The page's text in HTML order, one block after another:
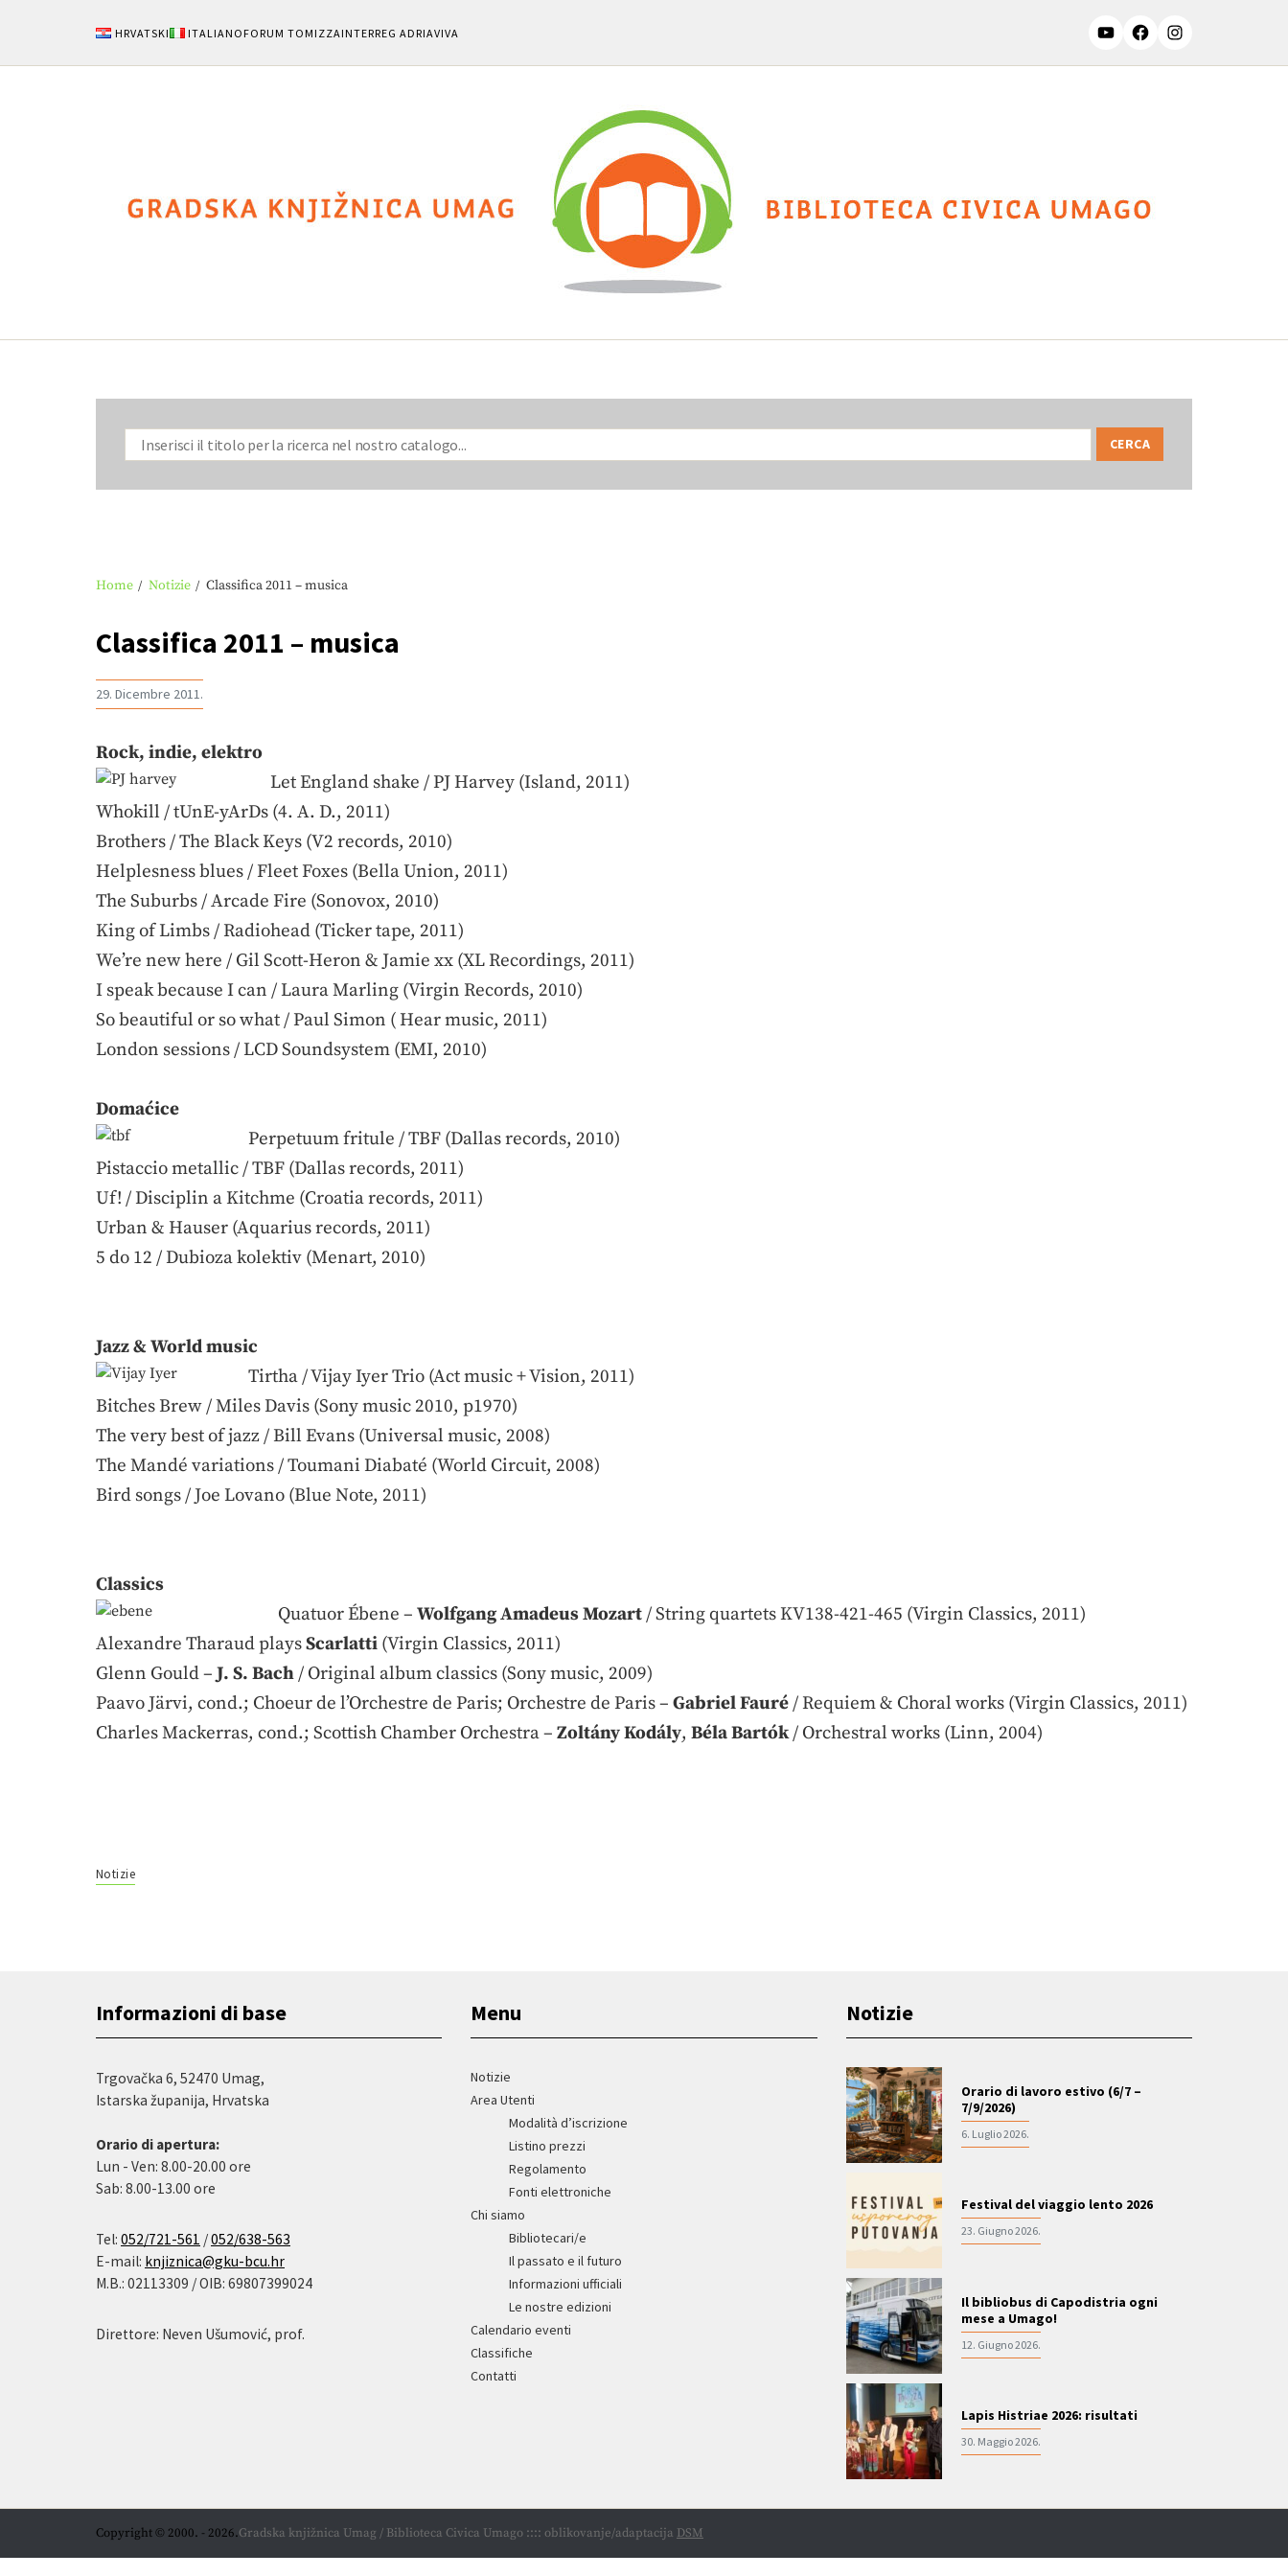
HRVATSKI ITALIANO FORUM TOMIZZA INTERREG ADRIAVIVA
Home Notizie Classifica 2011 – musica
Classifica 2011 – musica
29. Dicembre 2011.
Rock, indie, elektro
Let England shake / PJ Harvey (Island, 2011)
Whokill / tUnE-yArDs (4. A. D., 2011)
Brothers / The Black Keys (V2 records, 2010)
Helplesness blues / Fleet Foxes (Bella Union, 2011)
The Suburbs / Arcade Fire (Sonovox, 2010)
King of Limbs / Radiohead (Ticker tape, 2011)
We’re new here / Gil Scott-Heron & Jamie xx (XL Recordings, 2011)
I speak because I can / Laura Marling (Virgin Records, 2010)
So beautiful or so what / Paul Simon ( Hear music, 2011)
London sessions / LCD Soundsystem (EMI, 2010)
Domaćice
Perpetuum fritule / TBF (Dallas records, 2010)
Pistaccio metallic / TBF (Dallas records, 2011)
Uf! / Disciplin a Kitchme (Croatia records, 2011)
Urban & Hauser (Aquarius records, 2011)
5 do 12 / Dubioza kolektiv (Menart, 2010)
Jazz & World music
Tirtha / Vijay Iyer Trio (Act music + Vision, 2011)
Bitches Brew / Miles Davis (Sony music 2010, p1970)
The very best of jazz / Bill Evans (Universal music, 2008)
The Mandé variations / Toumani Diabaté (World Circuit, 2008)
Bird songs / Joe Lovano (Blue Note, 2011)
Classics
Quatuor Ébene – Wolfgang Amadeus Mozart/ String quartets KV138-421-465 (Virgin Classics, 2011)
Alexandre Tharaud playsScarlatti (Virgin Classics, 2011)
Glenn Gould –J. S. Bach/ Original album classics (Sony music, 2009)
Paavo Järvi, cond.; Choeur de l’Orchestre de Paris; Orchestre de Paris – Gabriel Fauré/ Requiem & Choral works (Virgin Classics, 2011)
Charles Mackerras, cond.; Scottish Chamber Orchestra – Zoltány Kodály, Béla Bartók/ Orchestral works (Linn, 2004)
Notizie
Informazioni di base
Trgovačka 6, 52470 Umag,
Istarska županija, Hrvatska
Orario di apertura:
Lun - Ven: 8.00-20.00 ore
Sab: 8.00-13.00 ore
Tel: 052/721-561 /052/638-563
E-mail: knjiznica@gku-bcu.hr
M.B.: 02113309 / OIB: 69807399024
Direttore: Neven Ušumović, prof.
Menu
Notizie
Area Utenti
Modalità d’iscrizione
Listino prezzi
Regolamento
Fonti elettroniche
Chi siamo
Bibliotecari/e
Il passato e il futuro
Informazioni ufficiali
Le nostre edizioni
Calendario eventi
Classifiche
Contatti
Notizie
Orario di lavoro estivo (6/7 –
7/9/2026)
6. Luglio 2026.
Festival del viaggio lento 2026
23. Giugno 2026.
Il bibliobus di Capodistria ogni
mese a Umago!
12. Giugno 2026.
Lapis Histriae 2026: risultati
30. Maggio 2026.
Copyright © 2000. - 2026.Gradska knjižnica Umag / Biblioteca Civica Umago :::: oblikovanje/adaptacija DSM